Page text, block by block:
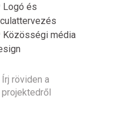
Logó és
Közösségi média